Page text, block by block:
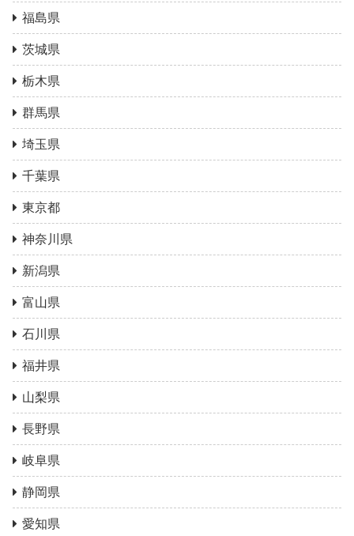
福島県
茨城県
栃木県
群馬県
埼玉県
千葉県
東京都
神奈川県
新潟県
富山県
石川県
福井県
山梨県
長野県
岐阜県
静岡県
愛知県